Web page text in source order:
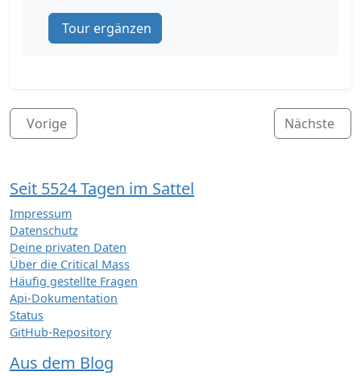
Tour ergänzen
Vorige Nächste
Seit 5524 Tagen im Sattel
Impressum
Datenschutz
Deine privaten Daten
Über die Critical Mass
Häufig gestellte Fragen
Api-Dokumentation
Status
GitHub-Repository
Aus dem Blog